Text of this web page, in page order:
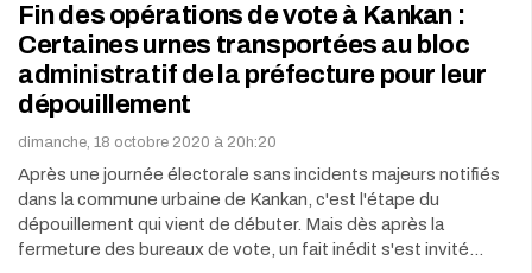
Fin des opérations de vote à Kankan :
Certaines urnes transportées au bloc
administratif de la préfecture pour leur
dépouillement
dimanche, 18 octobre 2020 à 20h:20
Après une journée électorale sans incidents majeurs notifiés
dans la commune urbaine de Kankan, c'est l'étape du
dépouillement qui vient de débuter. Mais dès après la
fermeture des bureaux de vote, un fait inédit s'est invité…